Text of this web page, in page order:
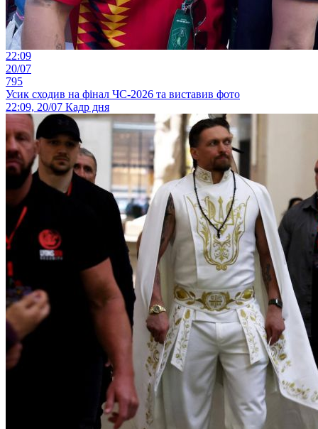
22:09
20/07
795
Усик сходив на фінал ЧС-2026 та виставив фото
22:09, 20/07 Кадр дня